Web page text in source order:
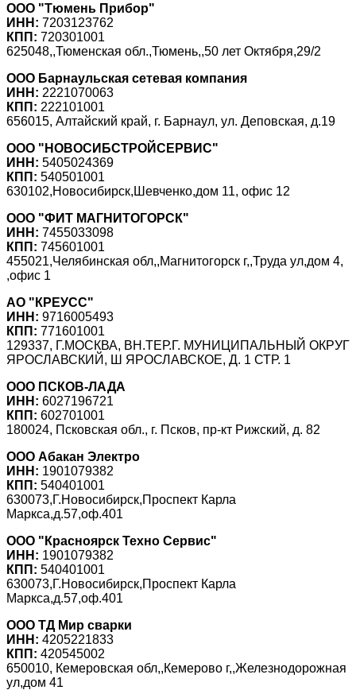
ООО "Тюмень Прибор"
ИНН: 7203123762
КПП: 720301001
625048,,Тюменская обл.,Тюмень,,50 лет Октября,29/2
ООО Барнаульская сетевая компания
ИНН: 2221070063
КПП: 222101001
656015, Алтайский край, г. Барнаул, ул. Деповская, д.19
ООО "НОВОСИБСТРОЙСЕРВИС"
ИНН: 5405024369
КПП: 540501001
630102,Новосибирск,Шевченко,дом 11, офис 12
ООО "ФИТ МАГНИТОГОРСК"
ИНН: 7455033098
КПП: 745601001
455021,Челябинская обл,,Магнитогорск г,,Труда ул,дом 4,
,офис 1
АО "КРЕУСС"
ИНН: 9716005493
КПП: 771601001
129337, Г.МОСКВА, ВН.ТЕР.Г. МУНИЦИПАЛЬНЫЙ ОКРУГ
ЯРОСЛАВСКИЙ, Ш ЯРОСЛАВСКОЕ, Д. 1 СТР. 1
ООО ПСКОВ-ЛАДА
ИНН: 6027196721
КПП: 602701001
180024, Псковская обл., г. Псков, пр-кт Рижский, д. 82
ООО Абакан Электро
ИНН: 1901079382
КПП: 540401001
630073,Г.Новосибирск,Проспект Карла
Маркса,д.57,оф.401
ООО "Красноярск Техно Сервис"
ИНН: 1901079382
КПП: 540401001
630073,Г.Новосибирск,Проспект Карла
Маркса,д.57,оф.401
ООО ТД Мир сварки
ИНН: 4205221833
КПП: 420545002
650010, Кемеровская обл,,Кемерово г,,Железнодорожная
ул,дом 41